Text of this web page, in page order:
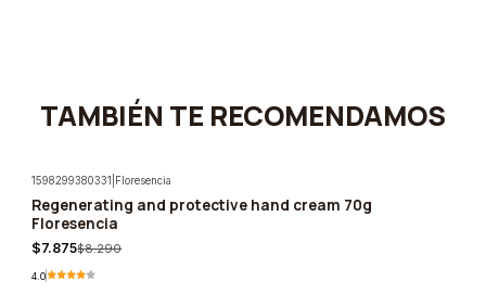
TAMBIÉN TE RECOMENDAMOS
-5%
1598299380331 Floresencia
Regenerating and protective hand cream 70g
Floresencia
$7.875$8.290
4.0